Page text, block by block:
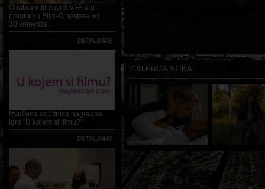
Odabrani filmovi 6.VFF-a u
programu Blitz-Cinestara od
30.kolovoza!
DETALJNIJE
Izvučena dobitnica nagradne
igre "U kojem si filmu?"
DETALJNIJE
GALERIJA SLIKA